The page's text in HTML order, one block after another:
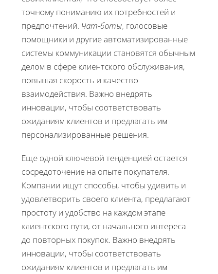
точному пониманию их потребностей и
предпочтений. Чат-боты, голосовые
помощники и другие автоматизированные
системы коммуникации становятся обычным
делом в сфере клиентского обслуживания,
повышая скорость и качество
взаимодействия. Важно внедрять
инновации, чтобы соответствовать
ожиданиям клиентов и предлагать им
персонализированные решения.
Еще одной ключевой тенденцией остается
сосредоточение на опыте покупателя.
Компании ищут способы, чтобы удивить и
удовлетворить своего клиента, предлагают
простоту и удобство на каждом этапе
клиентского пути, от начального интереса
до повторных покупок. Важно внедрять
инновации, чтобы соответствовать
ожиданиям клиентов и предлагать им